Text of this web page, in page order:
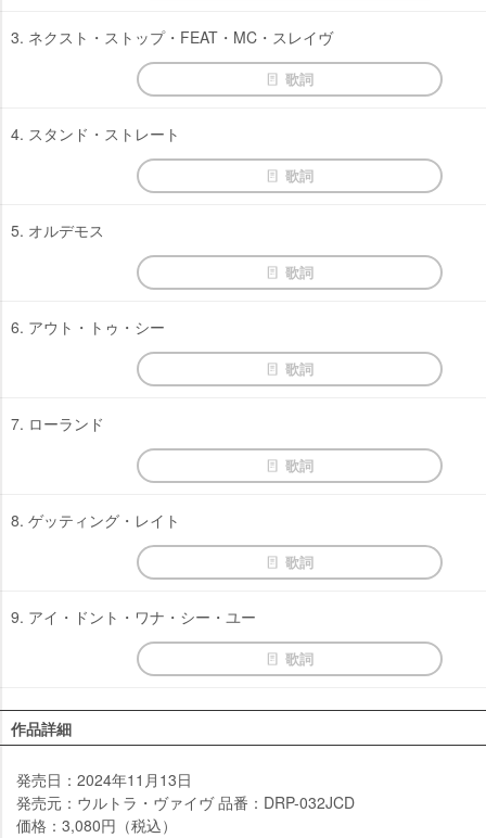
3. ネクスト・ストップ・FEAT・MC・スレイヴ
歌詞
4. スタンド・ストレート
歌詞
5. オルデモス
歌詞
6. アウト・トゥ・シー
歌詞
7. ローランド
歌詞
8. ゲッティング・レイト
歌詞
9. アイ・ドント・ワナ・シー・ユー
歌詞
作品詳細
発売日：2024年11月13日
発売元：ウルトラ・ヴァイヴ 品番：DRP-032JCD
価格：3,080円（税込）